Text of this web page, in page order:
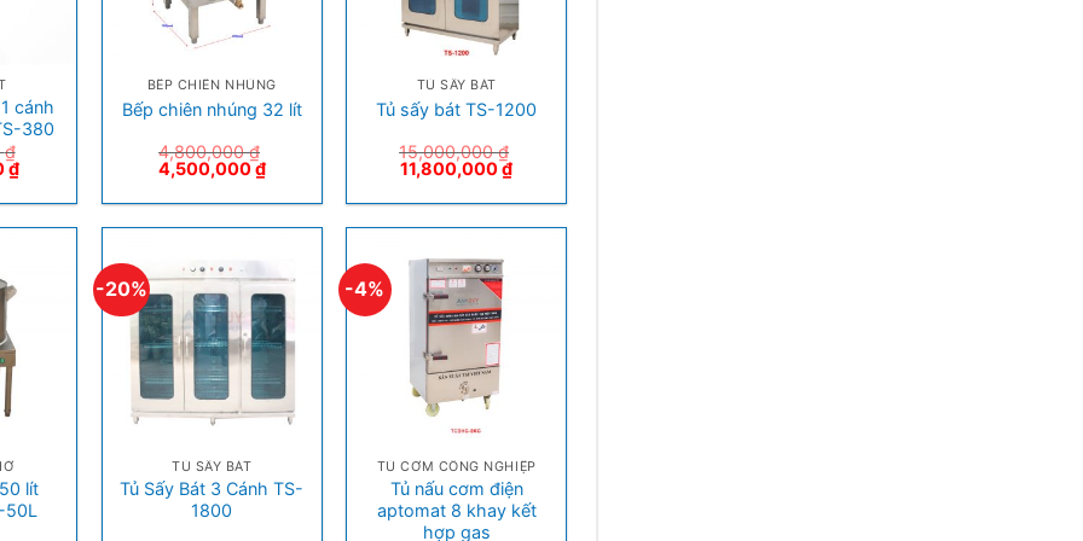
cánh
380
₫
₫
BẾP CHIÊN NHÚNG
Bếp chiên nhúng 32 lít
4,800,000₫
4,500,000₫
TỦ SẤY BÁT
Tủ sấy bát TS-1200
15,000,000₫
11,800,000₫
lít
50L
-20%
+
TỦ SẤY BÁT
Tủ Sấy Bát 3 Cánh TS-
1800
-4%
TỦ CƠM CÔNG NGHIỆP
Tủ nấu cơm điện
aptomat 8 khay kết
hợp gas